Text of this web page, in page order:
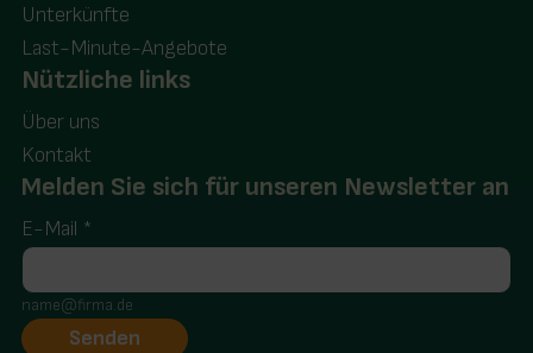
Unterkünfte
Last-Minute-Angebote
Nützliche links
Über uns
Kontakt
Melden Sie sich für unseren Newsletter an
E-Mail *
name@firma.de